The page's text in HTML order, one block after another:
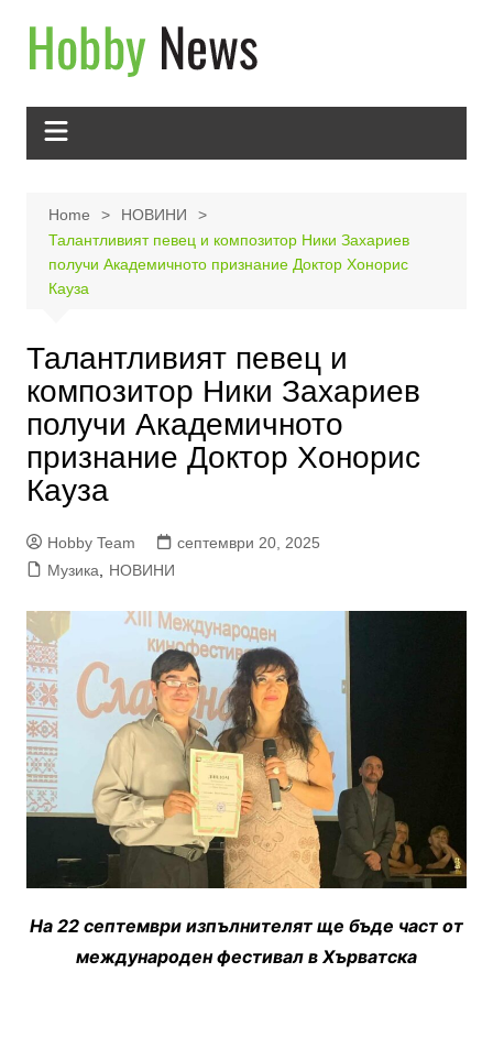
content
Home
НОВИНИ
Талантливият певец и композитор Ники Захариев
получи Академичното признание Доктор Хонорис
Кауза
Талантливият певец и
композитор Ники Захариев
получи Академичното
признание Доктор Хонорис
Кауза
Hobby Team
септември 20, 2025
Музика
НОВИНИ
На 22 септември изпълнителят ще бъде част от
международен фестивал в Хърватска